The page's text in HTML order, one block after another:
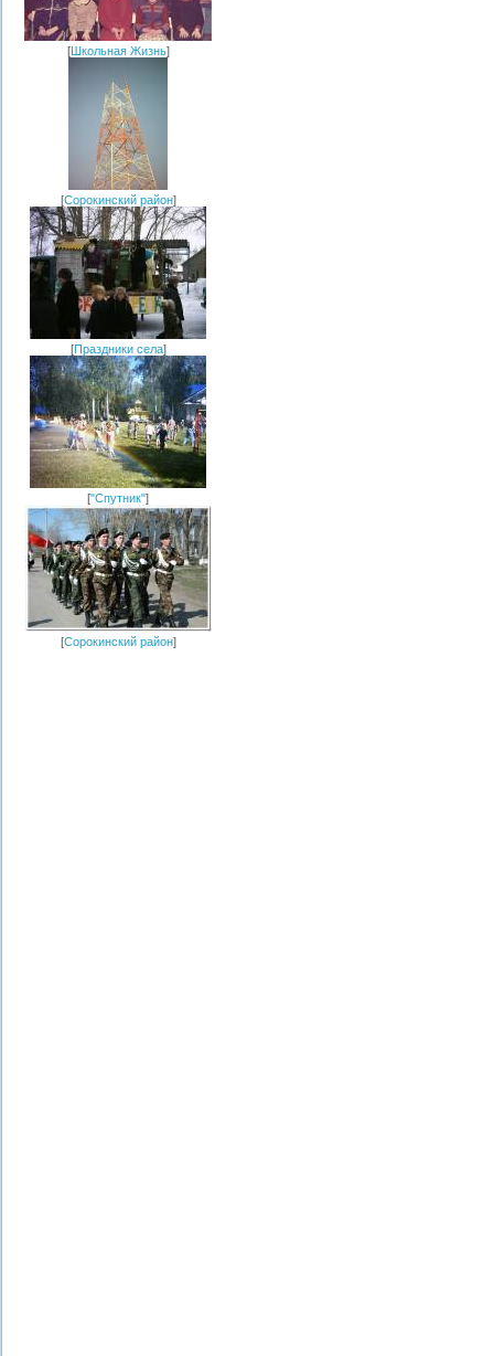
[Школьная Жизнь]
[Сорокинский район]
[Праздники села]
["Спутник"]
[Сорокинский район]